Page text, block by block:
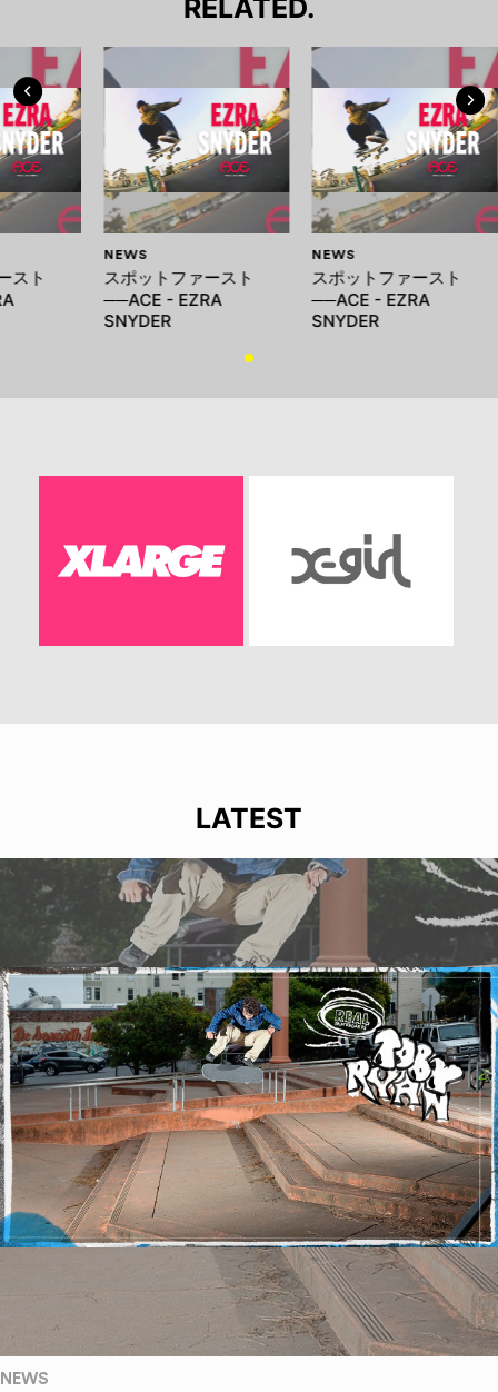
RELATED.
スト
NEWS
スポットファースト
──ACE - EZRA
SNYDER
NEWS
スポットファースト
──ACE - EZRA
SNYDER
LATEST
NEWS